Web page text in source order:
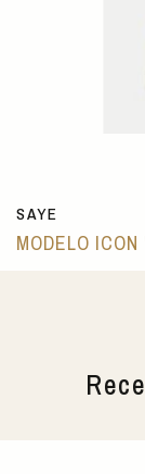
SAYE
MODELO